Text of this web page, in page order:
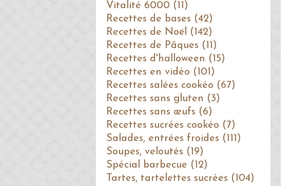
Vitalité 6000 (11)
Recettes de bases (42)
Recettes de Noël (142)
Recettes de Pâques (11)
Recettes d'halloween (15)
Recettes en vidéo (101)
Recettes salées cookéo (67)
Recettes sans gluten (3)
Recettes sans œufs (6)
Recettes sucrées cookéo (7)
Salades, entrées froides (111)
Soupes, veloutés (19)
Spécial barbecue (12)
Tartes, tartelettes sucrées (104)